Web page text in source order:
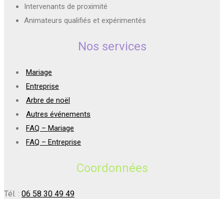
Intervenants de proximité
Animateurs qualifiés et expérimentés
Nos services
Mariage
Entreprise
Arbre de noël
Autres événements
FAQ – Mariage
FAQ – Entreprise
Coordonnées
Tél. : 06 58 30 49 49